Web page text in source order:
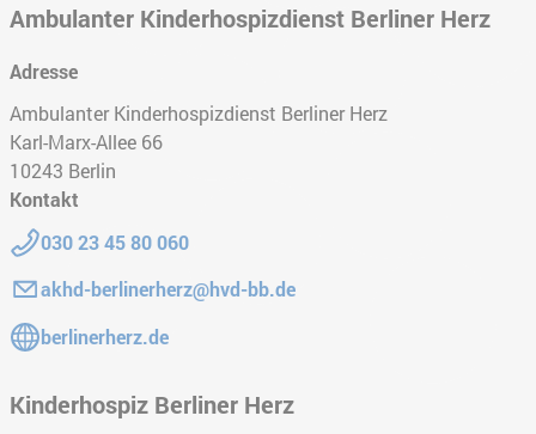
Ambulanter Kinderhospizdienst Berliner Herz
Adresse
Ambulanter Kinderhospizdienst Berliner Herz
Karl-Marx-Allee 66
10243 Berlin
Kontakt
Telefon:
030 23 45 80 060
E-Mail:akhd-berlinerherz@hvd-bb.de
Gehe zur Website:
berlinerherz.de
Kinderhospiz Berliner Herz